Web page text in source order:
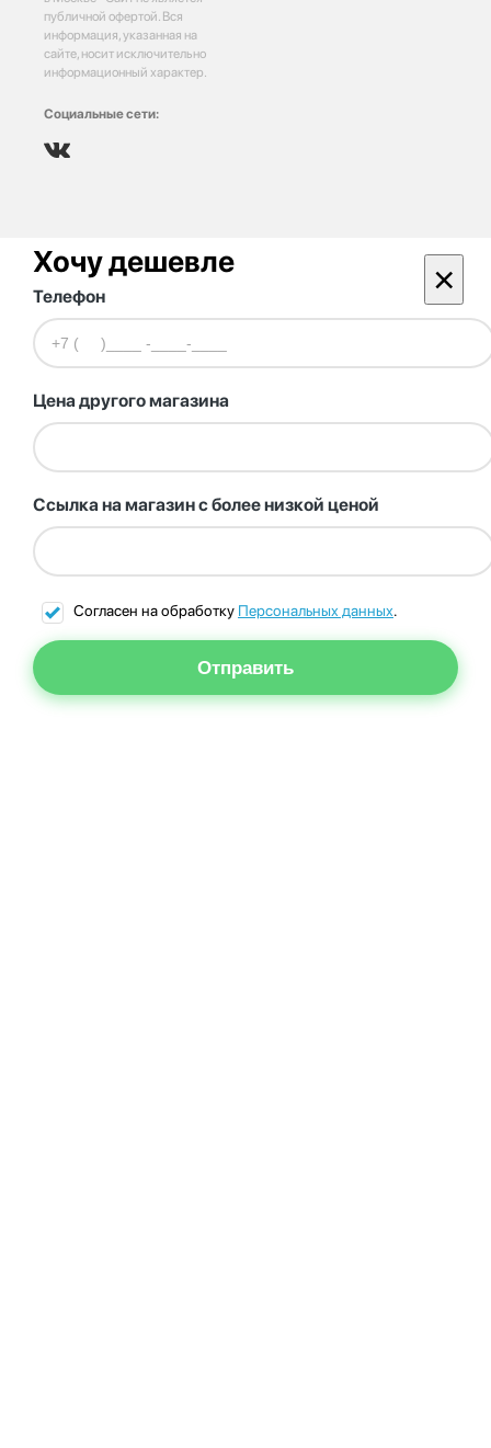
публичной офертой. Вся
информация, указанная на
сайте, носит исключительно
информационный характер.
Социальные сети:
Хочу дешевле ×
Телефон
Цена другого магазина
Ссылка на магазин с более низкой ценой
Согласен на обработку Персональных данных.
Отправить